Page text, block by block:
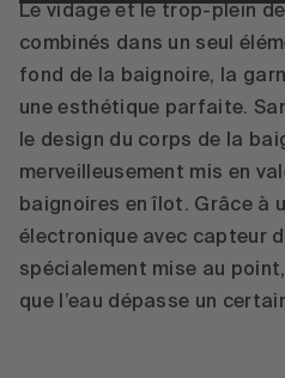
powered by
Le vidage et le trop-plein
combinés dans un seul
fond de la baignoire, la
une esthétique parfaite.
le design du corps de la
merveilleusement mis en
baignoires en îlot. Grâce à
électronique avec capteur
spécialement mise au
que l’eau dépasse un